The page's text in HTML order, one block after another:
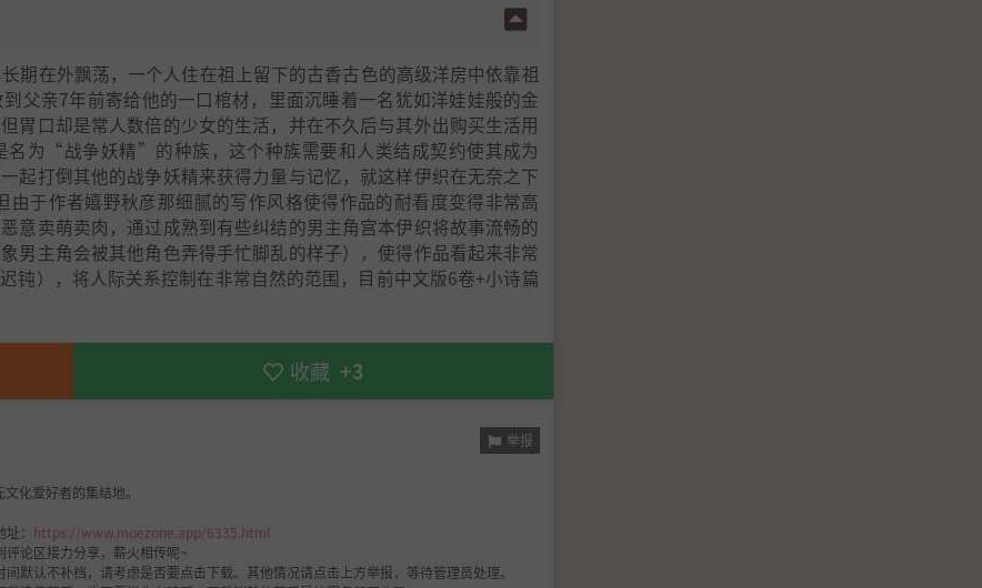
期在外飘荡，一个人住在祖上留下的古香古色的高级洋房中依靠祖
父亲7年前寄给他的一口棺材，里面沉睡着一名犹如洋娃娃般的金
胃口却是常人数倍的少女的生活，并在不久后与其外出购买生活用
名为“战争妖精”的种族，这个种族需要和人类结成契约使其成为
起打倒其他的战争妖精来获得力量与记忆，就这样伊织在无奈之下
于作者嬉野秋彦那细腻的写作风格使得作品的耐看度变得非常高
意卖萌卖肉，通过成熟到有些纠结的男主角宫本伊织将故事流畅的
男主角会被其他角色弄得手忙脚乱的样子），使得作品看起来非常
钝），将人际关系控制在非常自然的范围，目前中文版6卷+小诗篇
收藏 +3
举报
化爱好者的集结地。
： https://www.moezone.app/6335.html
论区接力分享，薪火相传呢~
默认不补档，请考虑是否要点击下载。其他情况请点击上方举报，等待管理员处理。